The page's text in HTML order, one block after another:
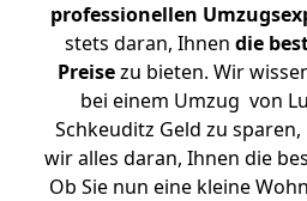
professionellen
stets daran, Ihnen die
Preisezu bieten. Wir
bei einem Umzug von
Schkeuditz Geld zu
wir alles daran, Ihnen die
Ob Sie nun eine kleine